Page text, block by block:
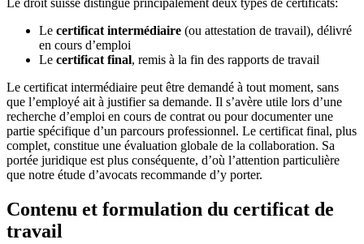
Le droit suisse distingue principalement deux types de certificats:
Le certificat intermédiaire (ou attestation de travail), délivré
en cours d’emploi
Le certificat final, remis à la fin des rapports de travail
Le certificat intermédiaire peut être demandé à tout moment, sans
que l’employé ait à justifier sa demande. Il s’avère utile lors d’une
recherche d’emploi en cours de contrat ou pour documenter une
partie spécifique d’un parcours professionnel. Le certificat final, plus
complet, constitue une évaluation globale de la collaboration. Sa
portée juridique est plus conséquente, d’où l’attention particulière
que notre étude d’avocats recommande d’y porter.
Contenu et formulation du certificat de
travail